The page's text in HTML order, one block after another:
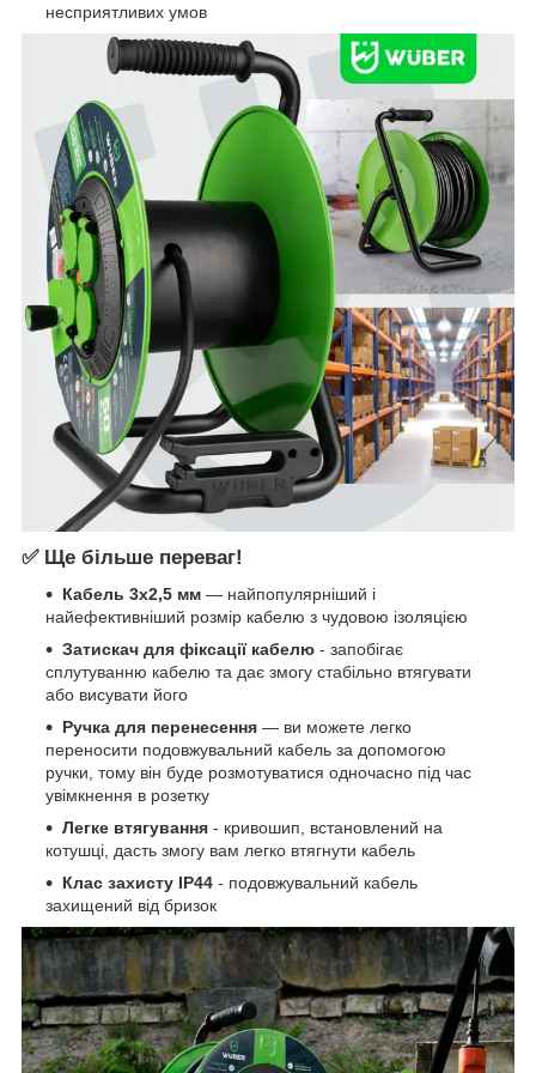
несприятливих умов
✅ Ще більше переваг!
Кабель 3x2,5 мм — найпопулярніший і
найефективніший розмір кабелю з чудовою ізоляцією
Затискач для фіксації кабелю - запобігає
сплутуванню кабелю та дає змогу стабільно втягувати
або висувати його
Ручка для перенесення — ви можете легко
переносити подовжувальний кабель за допомогою
ручки, тому він буде розмотуватися одночасно під час
увімкнення в розетку
Легке втягування - кривошип, встановлений на
котушці, дасть змогу вам легко втягнути кабель
Клас захисту IP44 - подовжувальний кабель
захищений від бризок